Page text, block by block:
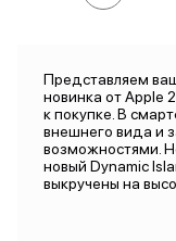
Представляем
новинка от Apple
к покупке. В
внешнего вида и
возможностями.
новый Dynamic
выкручены на